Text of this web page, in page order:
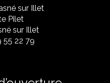
sur Illet
Pilet
sur Illet
55 22 79